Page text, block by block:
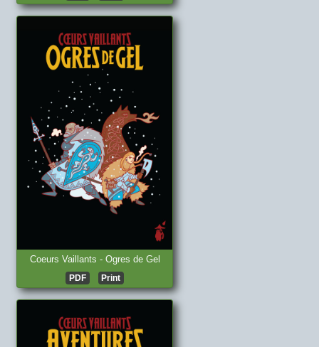
Coeurs Vaillants - Ogres de Gel
PDF Print